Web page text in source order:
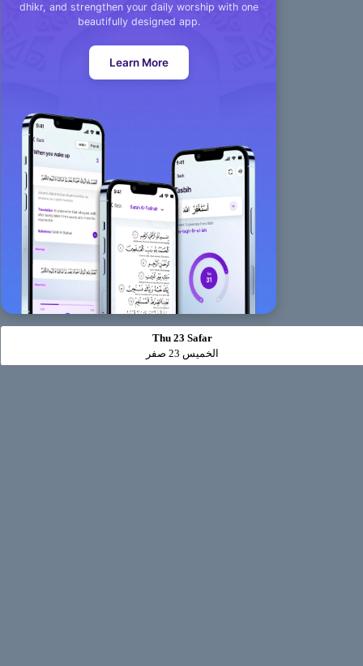
dhikr, and strengthen your daily worship with one
beautifully designed app.
Learn More
Thu 23 Safar
الخميس 23 صفر